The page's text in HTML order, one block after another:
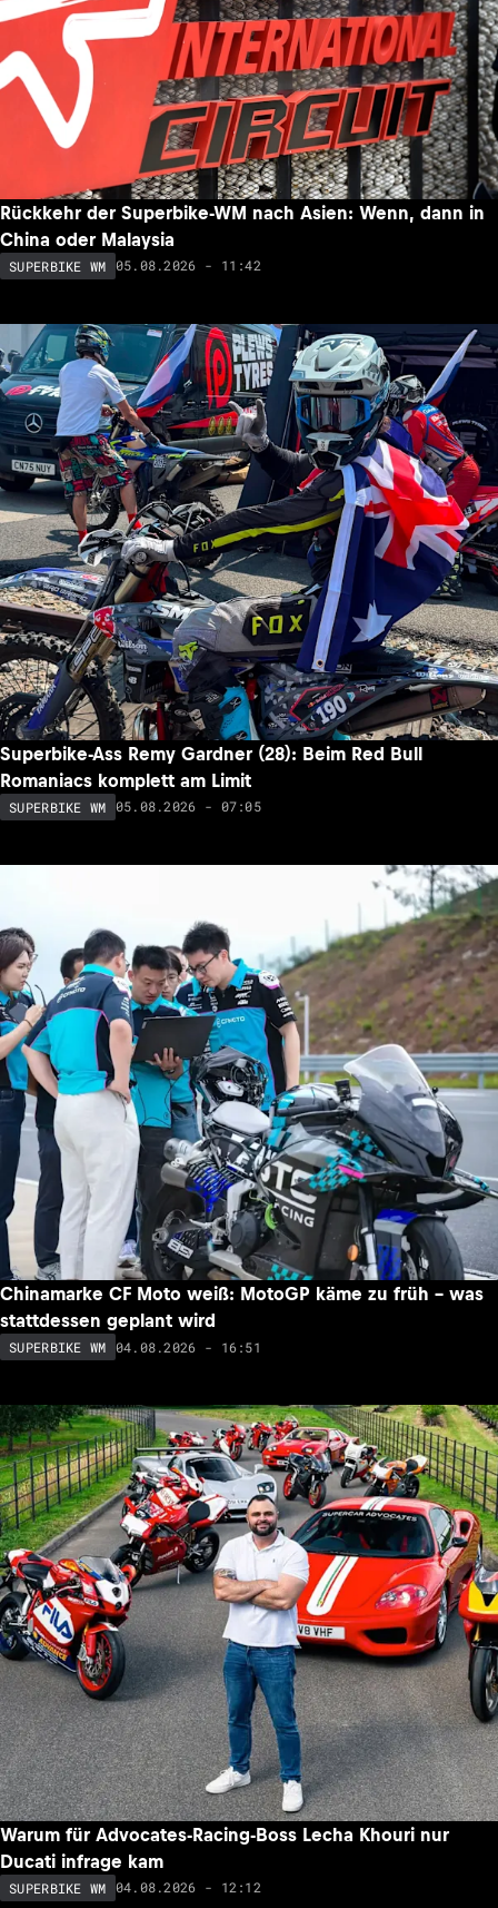
Rückkehr der Superbike-WM nach Asien: Wenn, dann in
China oder Malaysia
SUPERBIKE WM 05.08.2026 - 11:42
Superbike-Ass Remy Gardner (28): Beim Red Bull
Romaniacs komplett am Limit
SUPERBIKE WM 05.08.2026 - 07:05
Chinamarke CF Moto weiß: MotoGP käme zu früh – was
stattdessen geplant wird
SUPERBIKE WM 04.08.2026 - 16:51
Warum für Advocates-Racing-Boss Lecha Khouri nur
Ducati infrage kam
SUPERBIKE WM 04.08.2026 - 12:12